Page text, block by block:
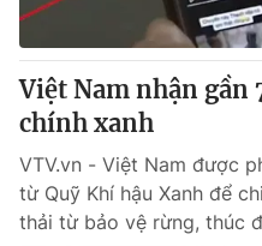
Việt Nam nhận gần
chính xanh
VTV.vn - Việt Nam được
từ Quỹ Khí hậu Xanh để
thải từ bảo vệ rừng, thúc